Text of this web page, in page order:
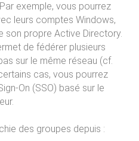
exemple, vous pourrez
leurs comptes Windows,
son propre Active Directory.
de fédérer plusieurs
sur le même réseau (cf.
cas, vous pourrez
On (SSO) basé sur le
des groupes depuis :